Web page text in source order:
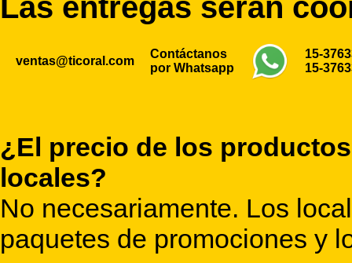
Las entregas serán
ventas@ticoral.com
Contáctanos
por Whatsapp
15-
15-
¿El precio de los
locales?
No necesariamente. Los
paquetes de promociones y